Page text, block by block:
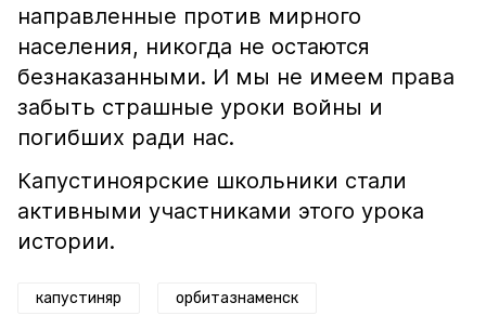
направленные против мирного
населения, никогда не остаются
безнаказанными. И мы не имеем права
забыть страшные уроки войны и
погибших ради нас.
Капустиноярские школьники стали
активными участниками этого урока
истории.
капустиняр орбитазнаменск